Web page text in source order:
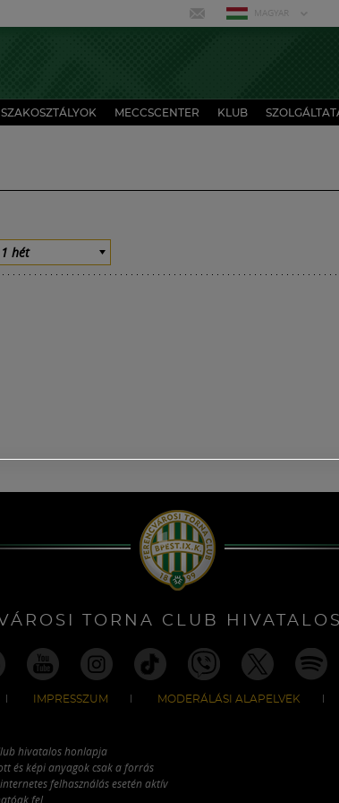
MAGYAR
SZAKOSZTÁLYOK MECCSCENTER KLUB
hét
TORNA CLUB
IMPRESSZUM MODERÁLÁSI ALAPELVEK
hivatalos honlapja
és képi anyagok csak a forrás
felhasználás esetén aktív
fel.